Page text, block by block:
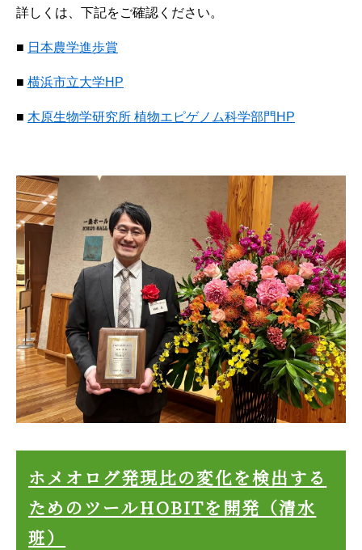
詳しくは、下記をご確認ください。
■ 日本農学進歩賞
■ 横浜市立大学HP
■ 木原生物学研究所 植物エピゲノム科学部門HP
ホメオログ発現比の変化を検出する
ためのツールHOBITを開発（清水
班）